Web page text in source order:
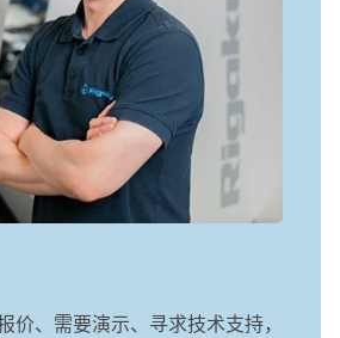
价、需要演示、寻求技术支持，